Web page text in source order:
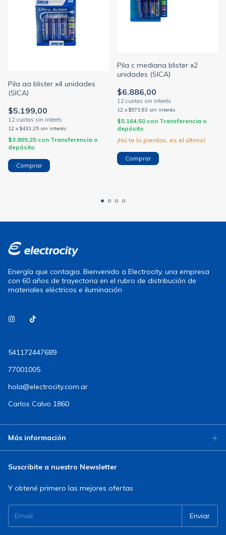
Pila aa blister x4 unidades
(SICA)
$5.199,00
12 x $433,25 sin interés
$3.899,25 con Transferencia o
depósito
Pila c mediana blister x2
unidades (SICA)
$6.886,00
12 x $573,83 sin interés
$5.164,50 con Transferencia o
depósito
¡No te lo pierdas, es el último!
Energía que contagia. Bienvenido a Electrocity, una empresa
con 60 años de trayectoria en el rubro de distribución de
materiales eléctricos e iluminación
541172447689
77001005
hola@electrocity.com.ar
Carlos Calvo 1860
Más información
Suscribite a nuestro Newsletter
Y obtené primero las mejores ofertas